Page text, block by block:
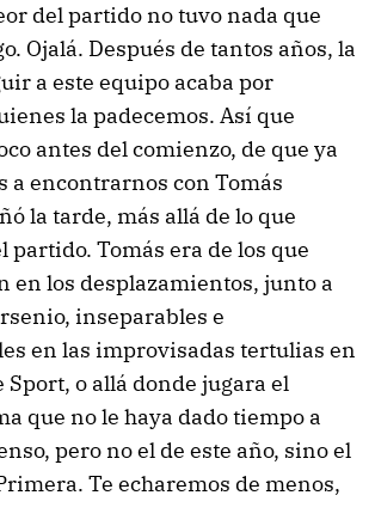
del partido no tuvo nada que
Ojalá. Después de tantos años, la
a este equipo acaba por
la padecemos. Así que
antes del comienzo, de que ya
a encontrarnos con Tomás
la tarde, más allá de lo que
partido. Tomás era de los que
en los desplazamientos, junto a
inseparables e
en las improvisadas tertulias en
Sport, o allá donde jugara el
que no le haya dado tiempo a
pero no el de este año, sino el
Te echaremos de menos,